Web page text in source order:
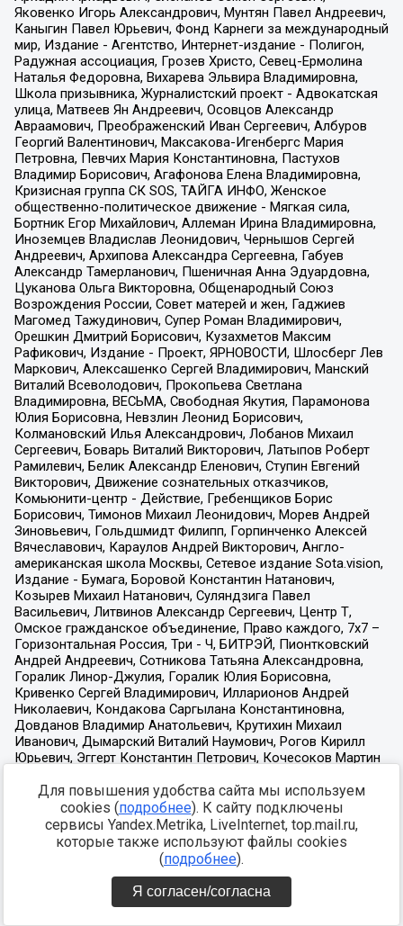
Для повышения удобства сайта мы используем
cookies (подробнее). К сайту подключены
сервисы Yandex.Metrika, LiveInternet, top.mail.ru,
которые также используют файлы cookies
(подробнее).
Я согласен/согласна